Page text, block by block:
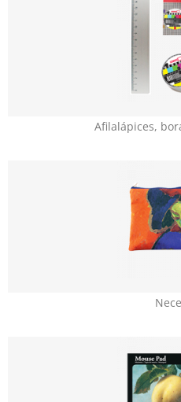
Afilalápices,